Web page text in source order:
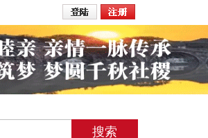
2:32 星期六 农历丙午年(马) 五月初三 丑时